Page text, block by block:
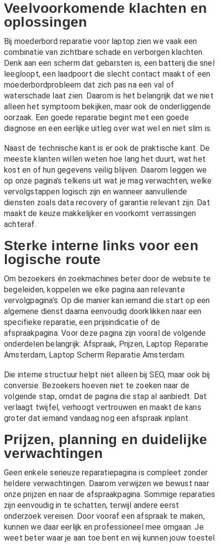
Veelvoorkomende klachten en
oplossingen
Bij moederbord reparatie voor laptop zien we vaak een
combinatie van zichtbare schade en verborgen klachten.
Denk aan een scherm dat gebarsten is, een batterij die snel
leegloopt, een laadpoort die slecht contact maakt of een
moederbordprobleem dat zich pas na een val of
waterschade laat zien. Daarom is het belangrijk dat we niet
alleen het symptoom bekijken, maar ook de onderliggende
oorzaak. Een goede reparatie begint met een goede
diagnose en een eerlijke uitleg over wat wel en niet slim is.
Naast de technische kant is er ook de praktische kant. De
meeste klanten willen weten hoe lang het duurt, wat het
kost en of hun gegevens veilig blijven. Daarom leggen we
op onze pagina’s telkens uit wat je mag verwachten, welke
vervolgstappen logisch zijn en wanneer aanvullende
diensten zoals data recovery ofgarantie relevant zijn. Dat
maakt de keuze makkelijker en voorkomt verrassingen
achteraf.
Sterke interne links voor een
logische route
Om bezoekers én zoekmachines beter door de website te
begeleiden, koppelen we elke pagina aan relevante
vervolgpagina’s. Op die manier kan iemand die start op een
algemene dienst daarna eenvoudig doorklikken naar een
specifieke reparatie, een prijsindicatie of de
afspraakpagina. Voor deze pagina zijn vooral de volgende
onderdelen belangrijk: Afspraak, Prijzen, Laptop Reparatie
Amsterdam, Laptop Scherm Reparatie Amsterdam.
Die interne structuur helpt niet alleen bij SEO, maar ook bij
conversie. Bezoekers hoeven niet te zoeken naar de
volgende stap, omdat de pagina die stap al aanbiedt. Dat
verlaagt twijfel, verhoogt vertrouwen en maakt de kans
groter dat iemand vandaag nog een afspraak inplant.
Prijzen, planning en duidelijke
verwachtingen
Geen enkele serieuze reparatiepagina is compleet zonder
heldere verwachtingen. Daarom verwijzen we bewust naar
onze prijzen en naar de afspraakpagina. Sommige reparaties
zijn eenvoudig in te schatten, terwijl andere eerst
onderzoek vereisen. Door vooraf een afspraak te maken,
kunnen we daar eerlijk en professioneel mee omgaan. Je
weet beter waar je aan toe bent en wij kunnen jouw toestel